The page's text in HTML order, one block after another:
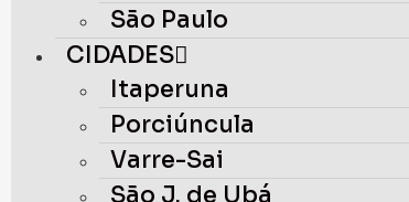
São Paulo
CIDADES
Itaperuna
Porciúncula
Varre-Sai
São J. de Ubá